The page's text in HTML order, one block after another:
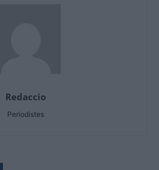
Redaccio
Periodistes